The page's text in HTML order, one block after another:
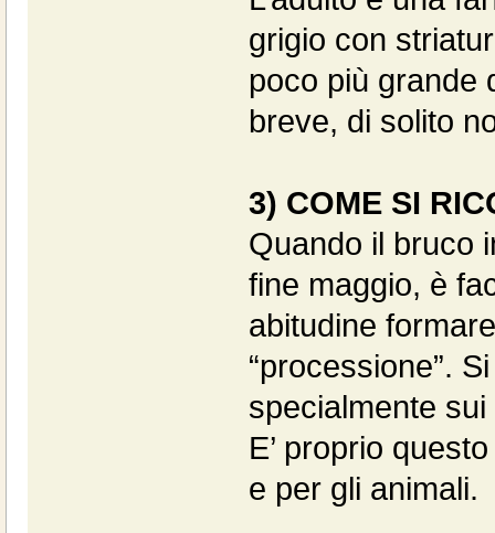
grigio con
poco più grande
breve, di solito
3) COME SI
Quando il bruco
fine maggio, è
abitudine
“processione”.
specialmente
E’ proprio
e per gli animali.